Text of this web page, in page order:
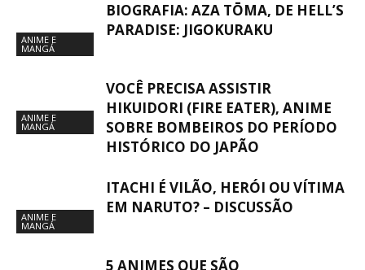
ANIME E
MANGÁ
BIOGRAFIA: AZA TŌMA, DE HELL’S
PARADISE: JIGOKURAKU
ANIME E
MANGÁ
VOCÊ PRECISA ASSISTIR
HIKUIDORI (FIRE EATER), ANIME
SOBRE BOMBEIROS DO PERÍODO
HISTÓRICO DO JAPÃO
ANIME E
MANGÁ
ITACHI É VILÃO, HERÓI OU VÍTIMA
EM NARUTO? – DISCUSSÃO
5 ANIMES QUE SÃO